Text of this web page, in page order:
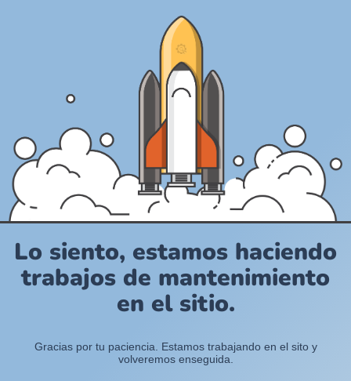
Lo siento, estamos haciendo
trabajos de mantenimiento
en el sitio.
Gracias por tu paciencia. Estamos trabajando en el sito y
volveremos enseguida.